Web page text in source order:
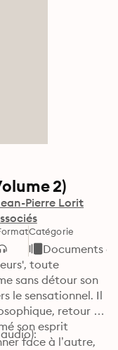
2)
Pierre Lorit
Catégorie
Documents et
toute
sans détour son
le sensationnel. Il
retour
son esprit
face à l’autre,